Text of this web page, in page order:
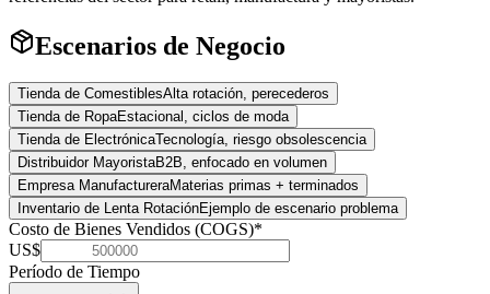
Escenarios de Negocio
Tienda de ComestiblesAlta rotación, perecederos
Tienda de RopaEstacional, ciclos de moda
Tienda de ElectrónicaTecnología, riesgo obsolescencia
Distribuidor MayoristaB2B, enfocado en volumen
Empresa ManufactureraMaterias primas + terminados
Inventario de Lenta RotaciónEjemplo de escenario problema
Costo de Bienes Vendidos (COGS)*
US$
Período de Tiempo